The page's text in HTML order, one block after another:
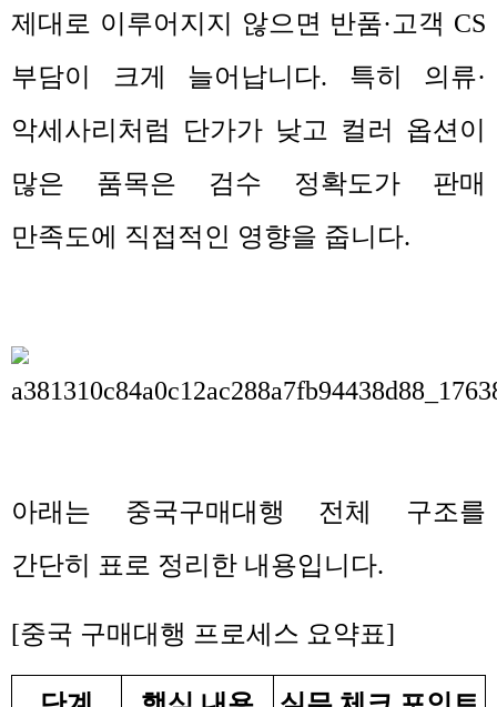
제대로 이루어지지 않으면 반품·고객 CS
부담이 크게 늘어납니다. 특히 의류·
악세사리처럼 단가가 낮고 컬러 옵션이
많은 품목은 검수 정확도가 판매
만족도에 직접적인 영향을 줍니다.
아래는 중국구매대행 전체 구조를
간단히 표로 정리한 내용입니다.
[중국 구매대행 프로세스 요약표]